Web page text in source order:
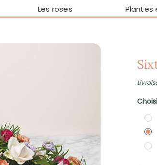
Les roses Plantes